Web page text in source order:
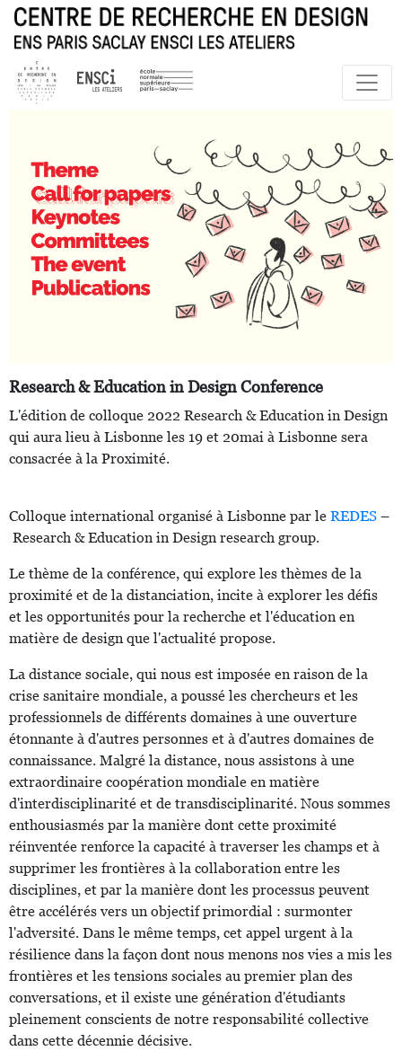
Research & Education in Design Conference
L'édition de colloque 2022 Research & Education in Design
qui aura lieu à Lisbonne les 19 et 20mai à Lisbonne sera
consacrée à la Proximité.
Colloque international organisé à Lisbonne par le REDES –
Research & Education in Design research group.
Le thème de la conférence, qui explore les thèmes de la
proximité et de la distanciation, incite à explorer les défis
et les opportunités pour la recherche et l'éducation en
matière de design que l'actualité propose.
La distance sociale, qui nous est imposée en raison de la
crise sanitaire mondiale, a poussé les chercheurs et les
professionnels de différents domaines à une ouverture
étonnante à d'autres personnes et à d'autres domaines de
connaissance. Malgré la distance, nous assistons à une
extraordinaire coopération mondiale en matière
d'interdisciplinarité et de transdisciplinarité. Nous sommes
enthousiasmés par la manière dont cette proximité
réinventée renforce la capacité à traverser les champs et à
supprimer les frontières à la collaboration entre les
disciplines, et par la manière dont les processus peuvent
être accélérés vers un objectif primordial : surmonter
l'adversité. Dans le même temps, cet appel urgent à la
résilience dans la façon dont nous menons nos vies a mis les
frontières et les tensions sociales au premier plan des
conversations, et il existe une génération d'étudiants
pleinement conscients de notre responsabilité collective
dans cette décennie décisive.